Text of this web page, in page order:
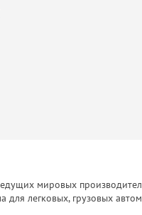
мировых
легковых, грузовых